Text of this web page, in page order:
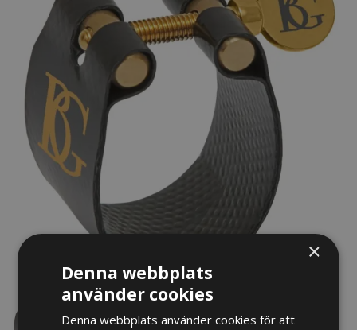
×
Denna webbplats
använder cookies
Denna webbplats använder cookies för att